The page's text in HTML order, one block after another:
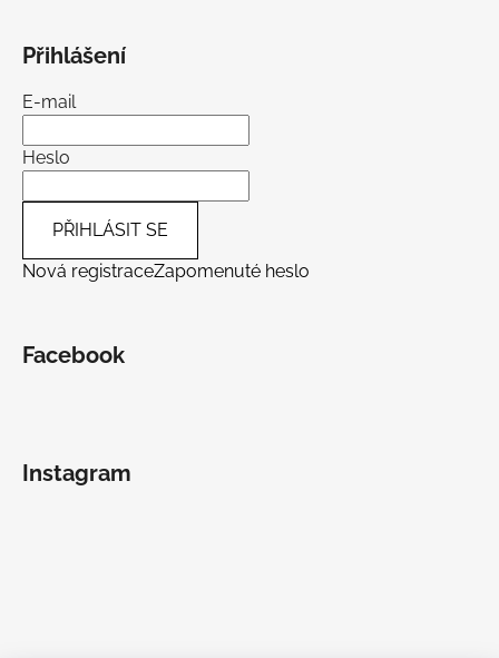
Přihlášení
E-mail
Heslo
PŘIHLÁSIT SE
Nová registraceZapomenuté heslo
Facebook
Instagram